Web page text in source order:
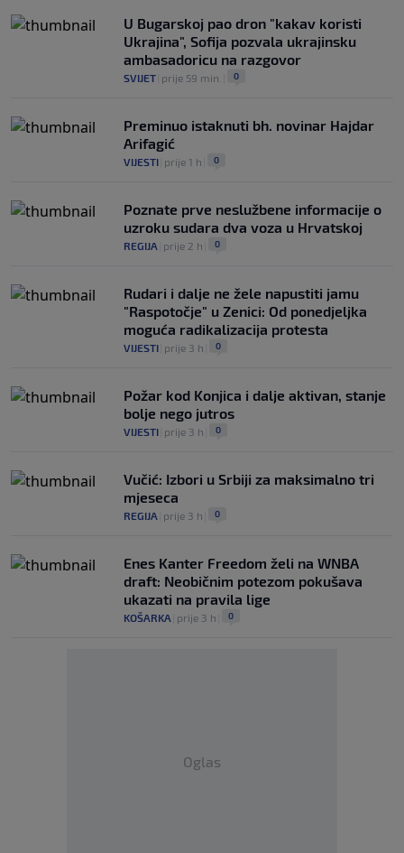
U Bugarskoj pao dron "kakav koristi
Ukrajina", Sofija pozvala ukrajinsku
ambasadoricu na razgovor
SVIJET prije 59 min. 0
Preminuo istaknuti bh. novinar Hajdar
Arifagić
VIJESTI prije 1 h 0
Poznate prve neslužbene informacije o
uzroku sudara dva voza u Hrvatskoj
REGIJA prije 2 h 0
Rudari i dalje ne žele napustiti jamu
"Raspotočje" u Zenici: Od ponedjeljka
moguća radikalizacija protesta
VIJESTI prije 3 h 0
Požar kod Konjica i dalje aktivan, stanje
bolje nego jutros
VIJESTI prije 3 h 0
Vučić: Izbori u Srbiji za maksimalno tri
mjeseca
REGIJA prije 3 h 0
Enes Kanter Freedom želi na WNBA
draft: Neobičnim potezom pokušava
ukazati na pravila lige
KOŠARKA prije 3 h 0
Oglas